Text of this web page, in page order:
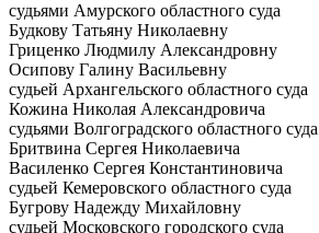
судьями Амурского областного суда
Будкову Татьяну Николаевну
Гриценко Людмилу Александровну
Осипову Галину Васильевну
судьей Архангельского областного суда
Кожина Николая Александровича
судьями Волгоградского областного суда
Бритвина Сергея Николаевича
Василенко Сергея Константиновича
судьей Кемеровского областного суда
Бугрову Надежду Михайловну
судьей Московского городского суда